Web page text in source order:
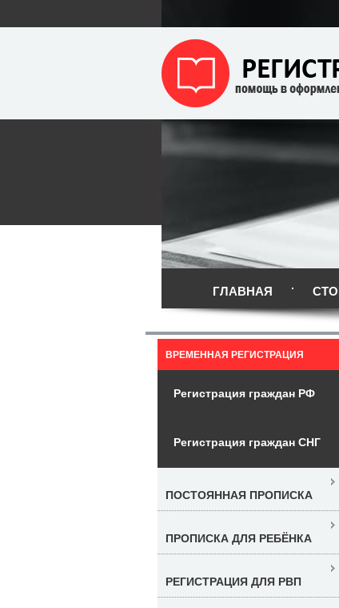
ГЛАВНАЯ
ВРЕМЕННАЯ РЕГИСТРАЦИЯ
Регистрация граждан РФ
Регистрация граждан СНГ
ПОСТОЯННАЯ ПРОПИСКА
ПРОПИСКА ДЛЯ РЕБЁНКА
РЕГИСТРАЦИЯ ДЛЯ РВП